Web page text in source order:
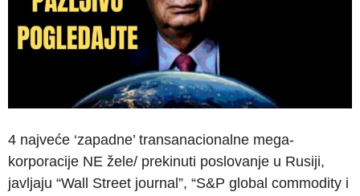
4 najveće ‘zapadne’ transanacionalne mega-
korporacije NE žele/ prekinuti poslovanje u Rusiji,
javljaju “Wall Street journal”, “S&P global commodity i